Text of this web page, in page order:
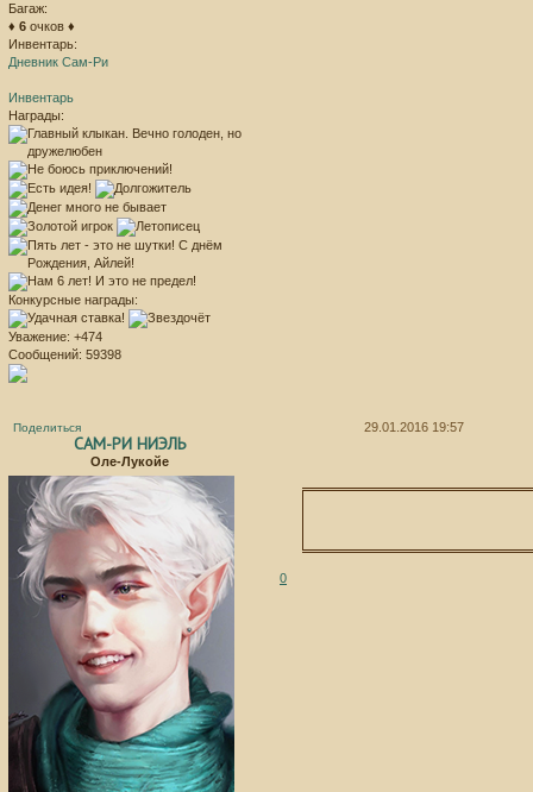
Багаж:
♦ 6 очков ♦
Инвентарь:
Дневник Сам-Ри
Инвентарь
Награды:
Конкурсные награды:
Уважение: +474
Сообщений: 59398
Поделиться 29.01.2016 19:57
САМ-РИ НИЭЛЬ
Оле-Лукойе
0